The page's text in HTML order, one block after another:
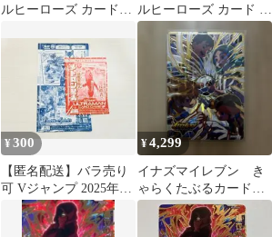
ルヒーローズ カード3
ルヒーローズ カード 3
枚セット
¥300
【匿名配送】バラ売り
可 Vジャンプ 2025年12
月号 付録3点セット
¥4,299
イナズマイレブン き
ゃらくたぶるカードグ
ミ SHR-1